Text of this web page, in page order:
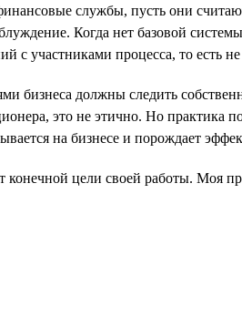
службы, пусть они
Когда нет базовой
с участниками процесса, то есть
бизнеса должны следить
это не этично. Но практика
на бизнесе и порождает
цели своей работы. Моя